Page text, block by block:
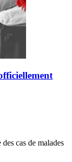
cas de malades